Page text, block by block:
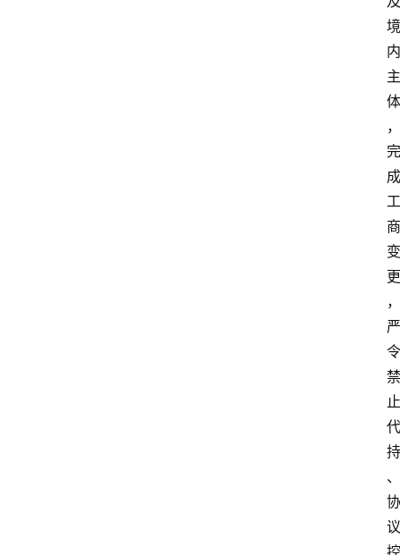
境
内
主
体
，
完
成
工
商
变
更
，
严
令
禁
止
代
持
、
协
议
控